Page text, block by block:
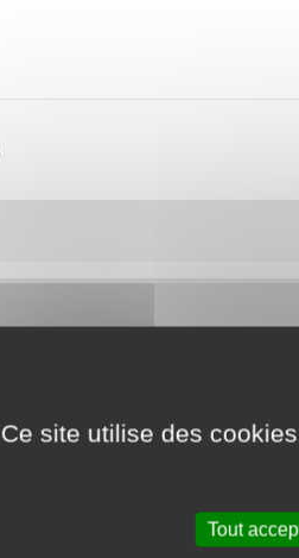
Ce site utilise des
Tout